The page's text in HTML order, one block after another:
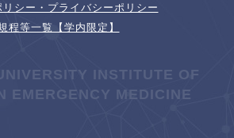
リシー・プライバシーポリシー
程等一覧【学内限定】
INSTITUTE OF
EMERGENCY MEDICINE